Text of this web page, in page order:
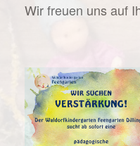
Wir freuen uns auf